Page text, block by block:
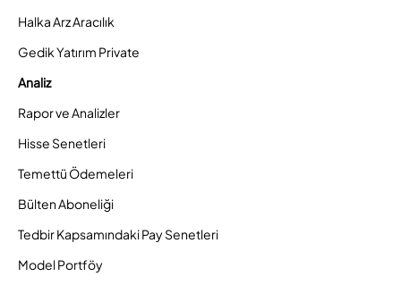
Halka Arz Aracılık
Gedik Yatırım Private
Analiz
Rapor ve Analizler
Hisse Senetleri
Temettü Ödemeleri
Bülten Aboneliği
Tedbir Kapsamındaki Pay Senetleri
Model Portföy